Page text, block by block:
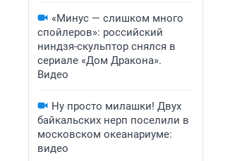
«Минус — слишком много
спойлеров»: российский
ниндзя-скульптор снялся в
сериале «Дом Дракона».
Видео
Ну просто милашки! Двух
байкальских нерп поселили в
московском океанариуме:
видео